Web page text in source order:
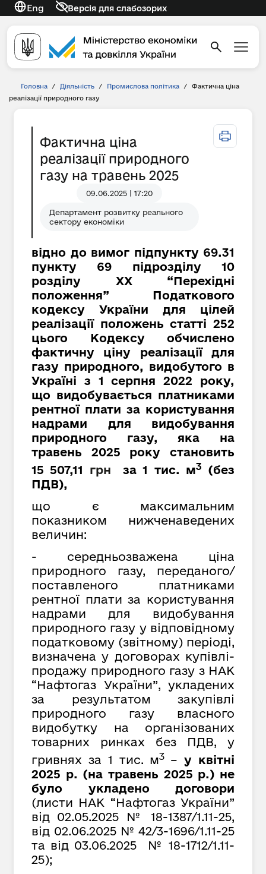
Eng Версія для слабозорих
Головна / Діяльність / Промислова політика /
Фактична ціна
реалізації природного газу
Фактична ціна
реалізації природного
газу на травень 2025
09.06.2025 | 17:20
Департамент розвитку реального
сектору економіки
відно до вимог підпункту 69.31
пункту 69 підрозділу 10
розділу XX “Перехідні
положення” Податкового
кодексу України для цілей
реалізації положень статті 252
цього Кодексу обчислено
фактичну ціну реалізації для
газу природного, видобутого в
Україні з 1 серпня 2022 року,
що видобувається платниками
рентної плати за користування
надрами для видобування
природного газу, яка на
травень 2025 року становить
15 507,11 грн за 1 тис. м3 (без
ПДВ),
що є максимальним
показником нижченаведених
величин:
- середньозважена ціна
природного газу, переданого/
поставленого платниками
рентної плати за користування
надрами для видобування
природного газу у відповідному
податковому (звітному) періоді,
визначена у договорах купівлі-
продажу природного газу з НАК
“Нафтогаз України”, укладених
за результатом закупівлі
природного газу власного
видобутку на організованих
товарних ринках без ПДВ, у
гривнях за 1 тис. м3 –у квітні
2025 р. (на травень 2025 р.) не
було укладено договори
(листи НАК “Нафтогаз України”
від 02.05.2025 № 18-1387/1.11-25,
від 02.06.2025 № 42/3-1696/1.11-25
та від 03.06.2025 № 18-1712/1.11-
25);